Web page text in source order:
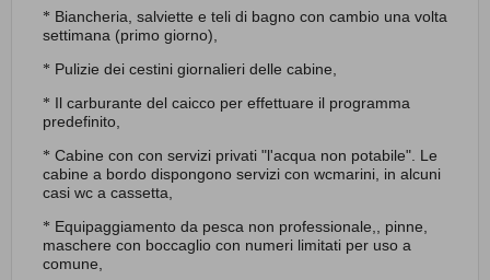
* Biancheria, salviette e teli di bagno con cambio una volta
settimana (primo giorno),
* Pulizie dei cestini giornalieri delle cabine,
* Il carburante del caicco per effettuare il programma
predefinito,
* Cabine con con servizi privati "l'acqua non potabile". Le
cabine a bordo dispongono servizi con wcmarini, in alcuni
casi wc a cassetta,
* Equipaggiamento da pesca non professionale,, pinne,
maschere con boccaglio con numeri limitati per uso a
comune,